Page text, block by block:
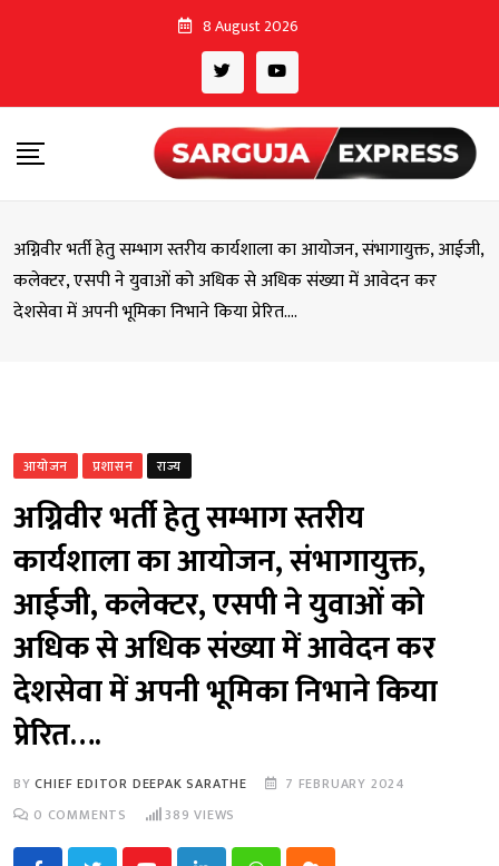
8 August 2026
अग्निवीर भर्ती हेतु सम्भाग स्तरीय कार्यशाला का आयोजन, संभागायुक्त, आईजी,
कलेक्टर, एसपी ने युवाओं को अधिक से अधिक संख्या में आवेदन कर
देशसेवा में अपनी भूमिका निभाने किया प्रेरित….
आयोजन प्रशासन राज्य
अग्निवीर भर्ती हेतु सम्भाग स्तरीय
कार्यशाला का आयोजन, संभागायुक्त,
आईजी, कलेक्टर, एसपी ने युवाओं को
अधिक से अधिक संख्या में आवेदन कर
देशसेवा में अपनी भूमिका निभाने किया
प्रेरित….
BYCHIEF EDITOR DEEPAK SARATHE
7 FEBRUARY 2024
0 COMMENTS 389 VIEWS